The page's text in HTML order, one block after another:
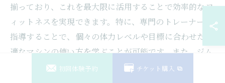
揃っており、これを最大限に活用することで効率的なフ
ィットネスを実現できます。特に、専門のトレーナーが
指導することで、個々の体力レベルや目標に合わせた最
適なマシンの使い方を学ぶことが可能です。また、ジム
内には心地よい環境が整っており、運動に集中しやすい
初回体験予約 チケット購入